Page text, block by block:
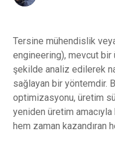
Tersine mühendislik
engineering), mevcut bir
şekilde analiz edilerek
sağlayan bir yöntemdir.
optimizasyonu, üretim
yeniden üretim amacıyla
hem zaman kazandıran